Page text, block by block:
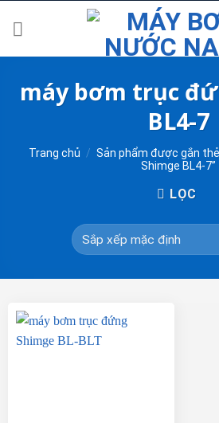
máy bơm trục
BL4-7
Trang chủ / Sản phẩm được gắn
Shimge BL4-7”
LỌC